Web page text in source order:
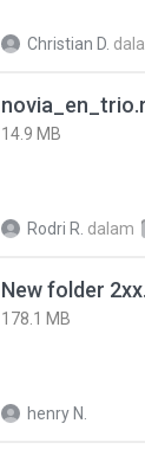
Christian D.
14.9 MB
Rodri R. dalam
New folder
178.1 MB
henry N.